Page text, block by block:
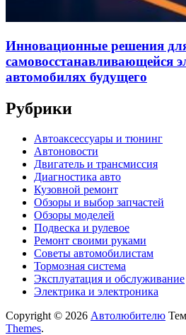
Инновационные решения
самовосстанавливающейся
автомобилях будущего
Рубрики
Автоаксессуары и тюнинг
Автоновости
Двигатель и трансмиссия
Диагностика авто
Кузовной ремонт
Обзоры и выбор запчастей
Обзоры моделей
Подвеска и рулевое
Ремонт своими руками
Советы автомобилистам
Тормозная система
Эксплуатация и обслуживание
Электрика и электроника
Copyright © 2026 Автолюбителю
Themes.